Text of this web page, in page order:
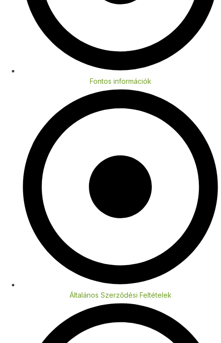
Fontos információk
Általános Szerződési Feltételek